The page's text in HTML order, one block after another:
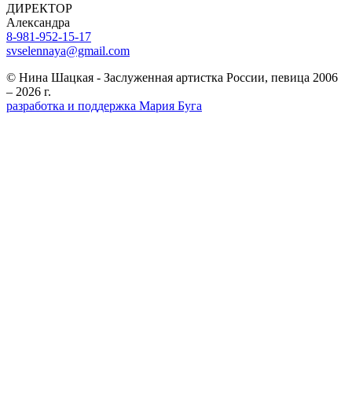
ДИРЕКТОР
Александра
8-981-952-15-17
svselennaya@gmail.com
© Нина Шацкая - Заслуженная артистка России, певица 2006
– 2026 г.
разработка и поддержка Мария Буга